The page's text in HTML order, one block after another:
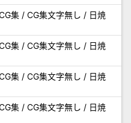
集 / CG集文字無し / 日焼
集 / CG集文字無し / 日焼
集 / CG集文字無し / 日焼
集 / CG集文字無し / 日焼